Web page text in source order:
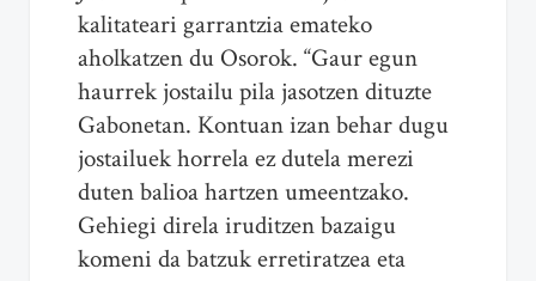
kalitateari garrantzia emateko
aholkatzen du Osorok. “Gaur egun
haurrek jostailu pila jasotzen dituzte
Gabonetan. Kontuan izan behar dugu
jostailuek horrela ez dutela merezi
duten balioa hartzen umeentzako.
Gehiegi direla iruditzen bazaigu
komeni da batzuk erretiratzea eta